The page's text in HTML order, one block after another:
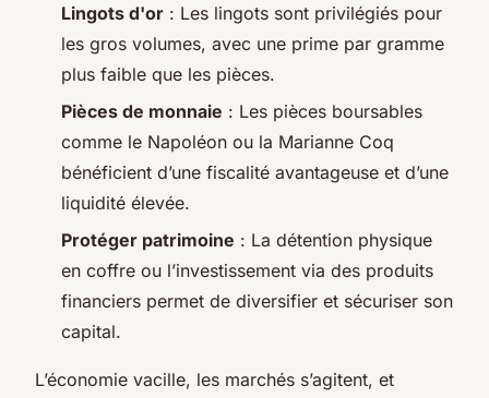
Lingots d'or : Les lingots sont privilégiés pour
les gros volumes, avec une prime par gramme
plus faible que les pièces.
Pièces de monnaie : Les pièces boursables
comme le Napoléon ou la Marianne Coq
bénéficient d’une fiscalité avantageuse et d’une
liquidité élevée.
Protéger patrimoine : La détention physique
en coffre ou l’investissement via des produits
financiers permet de diversifier et sécuriser son
capital.
L’économie vacille, les marchés s’agitent, et